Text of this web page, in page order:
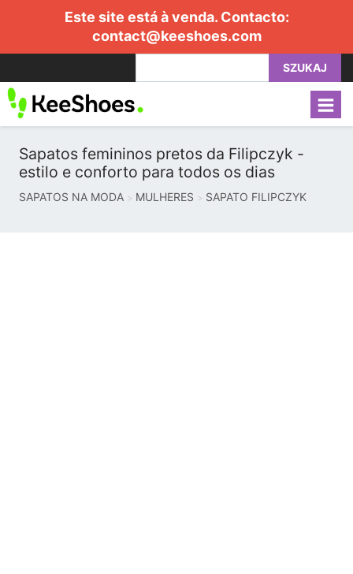
Este site está à venda. Contacto:
contact@keeshoes.com
SZUKAJ
Sapatos femininos pretos da Filipczyk -
estilo e conforto para todos os dias
SAPATOS NA MODA MULHERES SAPATO FILIPCZYK